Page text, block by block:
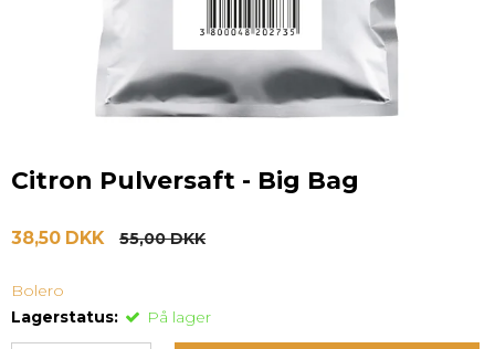
Citron Pulversaft - Big Bag
38,50 DKK 55,00 DKK
Bolero
Lagerstatus:
På lager